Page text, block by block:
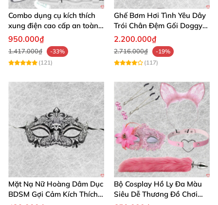
thích. 🛒
Bạn có muốn mình điều chỉnh thêm nhịp điệu văn
bản để phù hợp với phong cách thương hiệu của bạn
không? Ví dụ muốn ngắn gọn, hay vẫn giữ phong
Combo dụng cụ kích thích
xung điện cao cấp an toàn
cho người lớn
950.000₫
1.417.000₫
-33%
(121)
Ghế Bơm Hơi Tình Yêu Dây
Trói Chân Đệm Gối Doggy
Nằm Sấp Kích Thích
2.200.000₫
2.716.000₫
-19%
(117)
Mặt Nạ Nữ Hoàng Dâm Dục
BDSM Gợi Cảm Kích Thích
Bộ Cosplay Hồ Ly Đa Màu
Siêu Dễ Thương Đồ Chơi